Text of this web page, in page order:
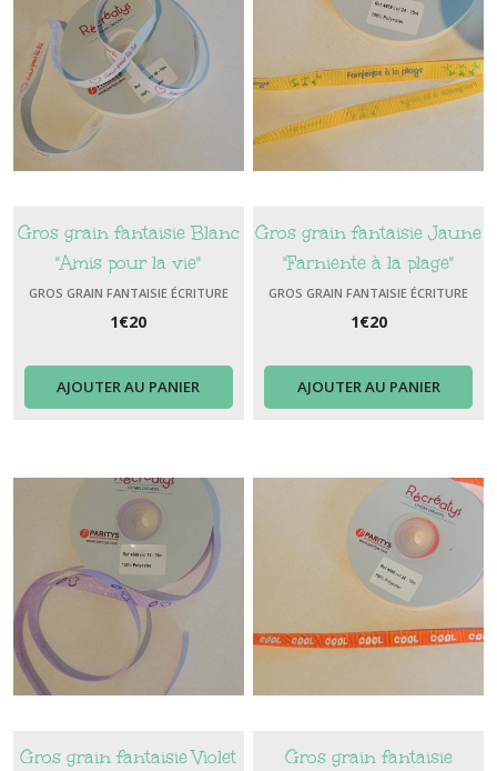
Gros grain fantaisie Blanc
"Amis pour la vie"
GROS GRAIN FANTAISIE ÉCRITURE
1€20
AJOUTER AU PANIER
Gros grain fantaisie Jaune
"Farniente à la plage"
GROS GRAIN FANTAISIE ÉCRITURE
1€20
AJOUTER AU PANIER
Gros grain fantaisie Violet
Gros grain fantaisie